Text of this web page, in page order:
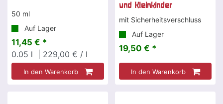
50 ml
Auf Lager
11,45 € *
0.05 l | 229,00 € / l
In den Warenkorb
und Kleinkinder
mit Sicherheitsverschluss
Auf Lager
19,50 € *
In den Warenkorb